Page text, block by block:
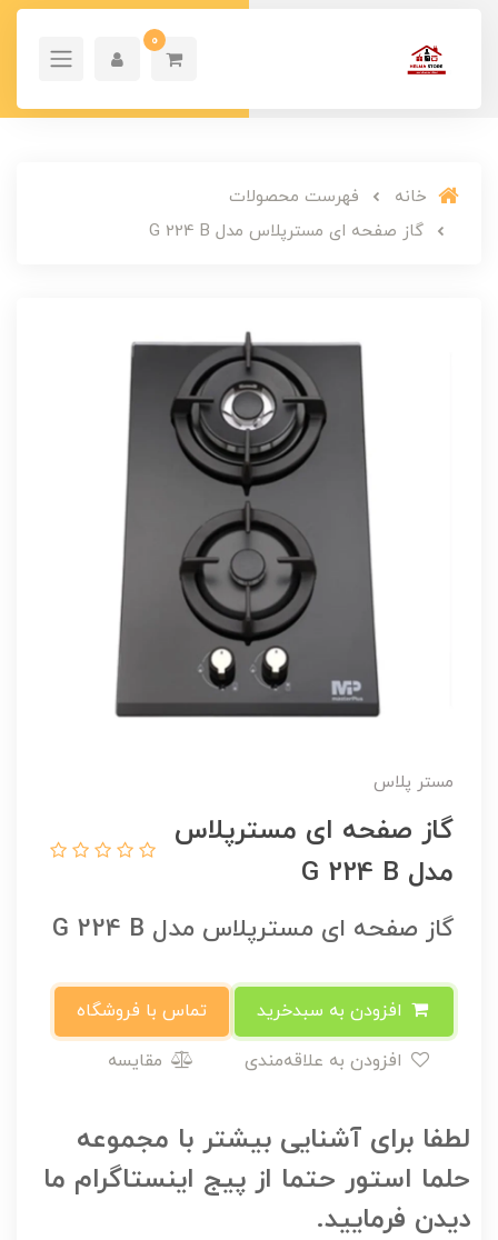
0
خانه
فهرست محصولات
گاز صفحه ای مسترپلاس مدل G 224 B
مستر پلاس
گاز صفحه ای مسترپلاس
مدل G 224 B
گاز صفحه ای مسترپلاس مدل G 224 B
تماس با فروشگاه
مقایسه
لطفا برای آشنایی بیشتر با مجموعه
حلما استور حتما از پیج اینستاگرام ما
دیدن فرمایید.